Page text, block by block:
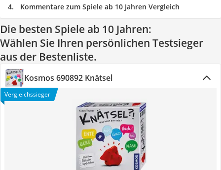
Kommentare zum Spiele ab 10 Jahren Vergleich
Die besten Spiele ab 10 Jahren:
Wählen Sie Ihren persönlichen Testsieger
aus der Bestenliste.
Kosmos 690892 Knätsel
Vergleichssieger